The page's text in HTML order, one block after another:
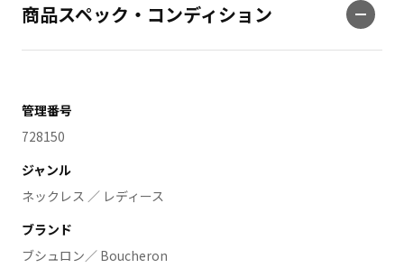
商品スペック・コンディション
管理番号
728150
ジャンル
ネックレス ／ レディース
ブランド
ブシュロン／ Boucheron